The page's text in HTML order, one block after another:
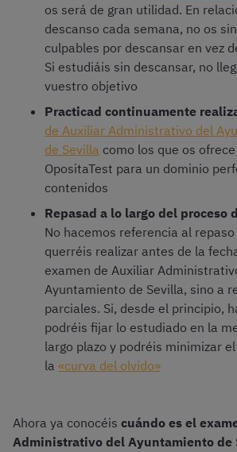
os será de gran utilidad. En
descanso cada semana, no os
culpables por descansar en vez
Si estudiáis sin descansar, no
vuestro objetivo
Practicad continuamente
de Auxiliar Administrativo del
de Sevilla como los que os ofrece
OpositaTest para un dominio
contenidos
Repasad a lo largo del proceso
No hacemos referencia al
querréis realizar antes de la
examen de Auxiliar
Ayuntamiento de Sevilla, sino a
parciales. Si, desde el principio,
podréis fijar lo estudiado en la
largo plazo y podréis minimizar
la «curva del olvido»
Ahora ya conocéis cuándo es el
Administrativo del Ayuntamiento de